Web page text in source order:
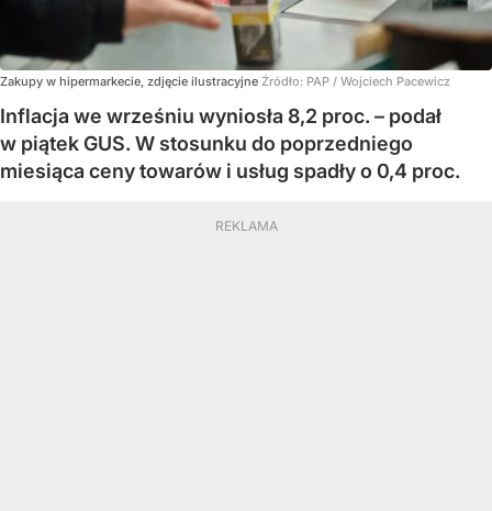
Zakupy w hipermarkecie, zdjęcie ilustracyjne Źródło: PAP / Wojciech Pacewicz
Inflacja we wrześniu wyniosła 8,2 proc. – podał
w piątek GUS. W stosunku do poprzedniego
miesiąca ceny towarów i usług spadły o 0,4 proc.